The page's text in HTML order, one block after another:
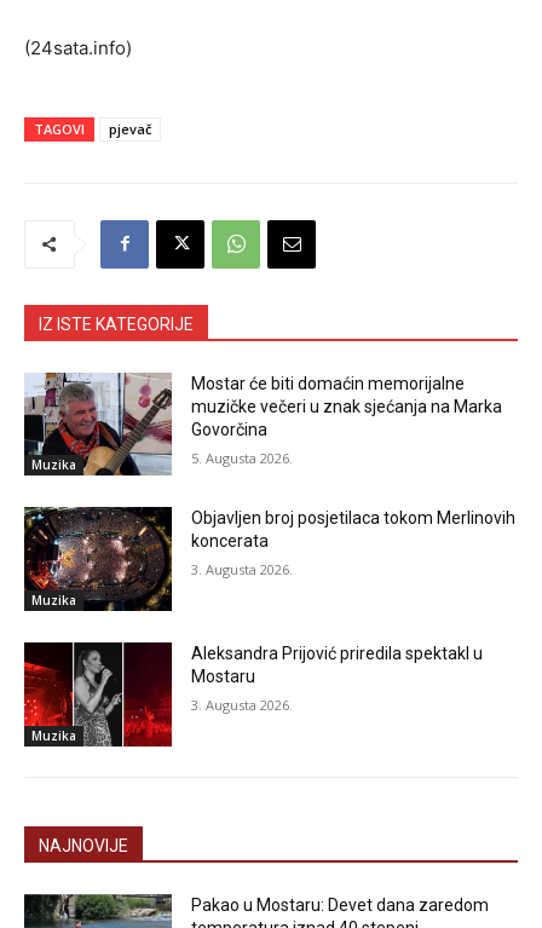
(24sata.info)
TAGOVI pjevač
IZ ISTE KATEGORIJE
Muzika
Mostar će biti domaćin memorijalne
muzičke večeri u znak sjećanja na Marka
Govorčina
5. Augusta 2026.
Muzika
Objavljen broj posjetilaca tokom Merlinovih
koncerata
3. Augusta 2026.
Muzika
Aleksandra Prijović priredila spektakl u
Mostaru
3. Augusta 2026.
NAJNOVIJE
Pakao u Mostaru: Devet dana zaredom